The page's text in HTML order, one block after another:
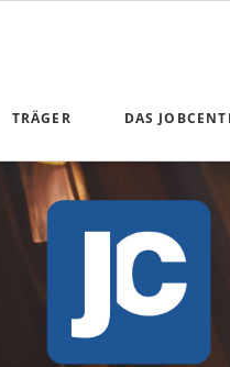
TRÄGER DAS
Aktuelles
Unsere
Arbeiten im
Presse